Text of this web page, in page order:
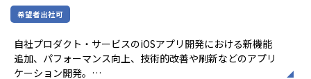
柔軟な働き方が可能です。リモートワーク手
当や環境整備手当も支給され、快適な働き方
をサポートしています
希望者出社可
自社プロダクト・サービスのiOSアプリ開発における新機能
追加、パフォーマンス向上、技術的改善や刷新などのアプリ
ケーション開発。